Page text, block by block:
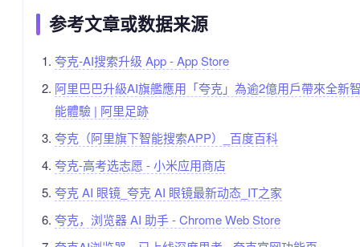
参考文章或数据来源
夸克-AI搜索升级 App - App Store
阿里巴巴升級AI旗艦應用「夸克」為逾2億用戶帶來全新
能體驗 | 阿里足跡
夸克（阿里旗下智能搜索APP）_百度百科
夸克-高考选志愿 - 小米应用商店
夸克 AI 眼镜_夸克 AI 眼镜最新动态_IT之家
夸克，浏览器 AI 助手 - Chrome Web Store